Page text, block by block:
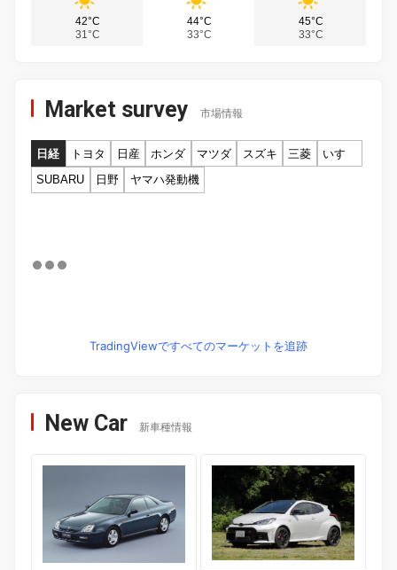
42°C
31°C
44°C
33°C
45°C
33°C
Market survey 市場情報
日経 トヨタ 日産 ホンダ マツダ スズキ 三菱
いすゞ
SUBARU
日野 ヤマハ発動機
TradingViewですべてのマーケットを追跡
New Car 新車種情報